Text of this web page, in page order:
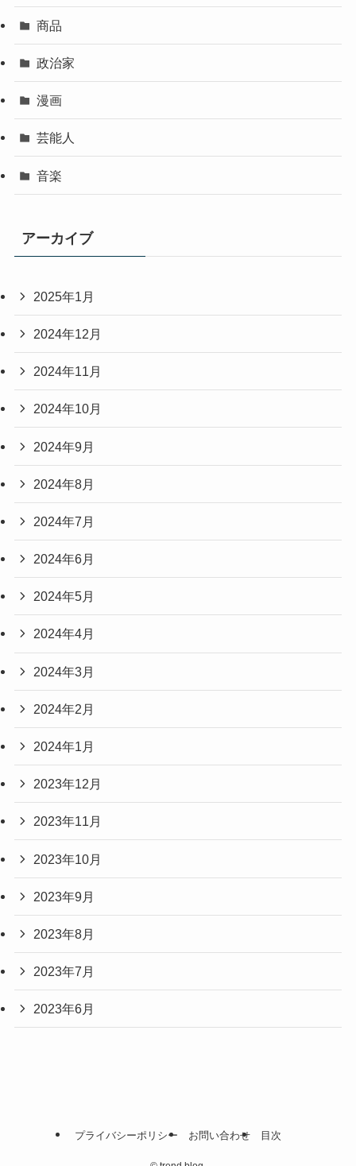
商品
政治家
漫画
芸能人
音楽
アーカイブ
2025年1月
2024年12月
2024年11月
2024年10月
2024年9月
2024年8月
2024年7月
2024年6月
2024年5月
2024年4月
2024年3月
2024年2月
2024年1月
2023年12月
2023年11月
2023年10月
2023年9月
2023年8月
2023年7月
2023年6月
プライバシーポリシー お問い合わせ 目次